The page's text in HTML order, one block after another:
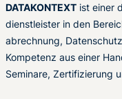
DATAKONTEXT ist einer
dienstleister in den
abrechnung,
Kompetenz aus einer
Seminare, Zertifizierung